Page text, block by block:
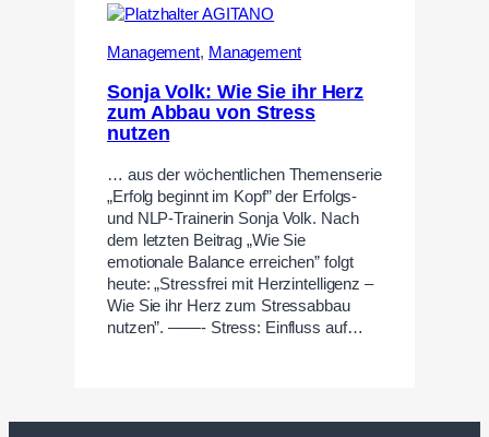
Management, Management
Sonja Volk: Wie Sie ihr Herz
zum Abbau von Stress
nutzen
… aus der wöchentlichen Themenserie
„Erfolg beginnt im Kopf” der Erfolgs-
und NLP-Trainerin Sonja Volk. Nach
dem letzten Beitrag „Wie Sie
emotionale Balance erreichen” folgt
heute: „Stressfrei mit Herzintelligenz –
Wie Sie ihr Herz zum Stressabbau
nutzen”. ——- Stress: Einfluss auf…